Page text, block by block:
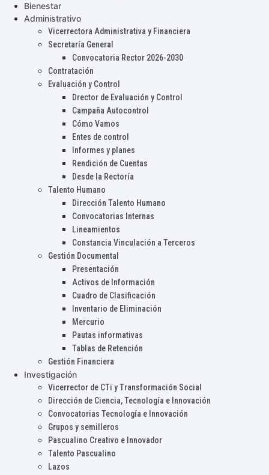
Bienestar
Administrativo
Vicerrectora Administrativa y Financiera
Secretaría General
Convocatoria Rector 2026-2030
Contratación
Evaluación y Control
Drector de Evaluación y Control
Campaña Autocontrol
Cómo Vamos
Entes de control
Informes y planes
Rendición de Cuentas
Desde la Rectoría
Talento Humano
Dirección Talento Humano
Convocatorias Internas
Lineamientos
Constancia Vinculación a Terceros
Gestión Documental
Presentación
Activos de Información
Cuadro de Clasificación
Inventario de Eliminación
Mercurio
Pautas informativas
Tablas de Retención
Gestión Financiera
Investigación
Vicerrector de CTi y Transformación Social
Dirección de Ciencia, Tecnología e Innovación
Convocatorias Tecnología e Innovación
Grupos y semilleros
Pascualino Creativo e Innovador
Talento Pascualino
Lazos